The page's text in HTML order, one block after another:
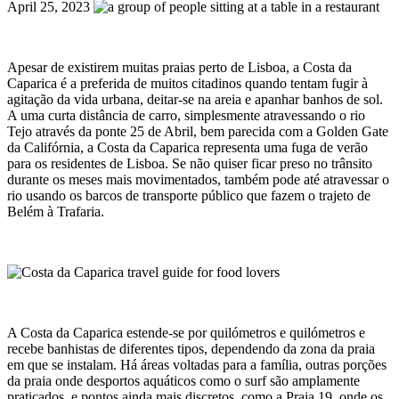
April 25, 2023
Apesar de existirem muitas praias perto de Lisboa, a Costa da
Caparica é a preferida de muitos citadinos quando tentam fugir à
agitação da vida urbana, deitar-se na areia e apanhar banhos de sol.
A uma curta distância de carro, simplesmente atravessando o rio
Tejo através da ponte 25 de Abril, bem parecida com a Golden Gate
da Califórnia, a Costa da Caparica representa uma fuga de verão
para os residentes de Lisboa. Se não quiser ficar preso no trânsito
durante os meses mais movimentados, também pode até atravessar o
rio usando os barcos de transporte público que fazem o trajeto de
Belém à Trafaria.
A Costa da Caparica estende-se por quilómetros e quilómetros e
recebe banhistas de diferentes tipos, dependendo da zona da praia
em que se instalam. Há áreas voltadas para a família, outras porções
da praia onde desportos aquáticos como o surf são amplamente